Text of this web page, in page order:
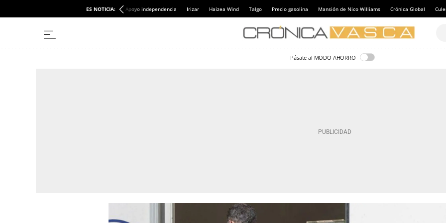
ES NOTICIA: Apoyo independencia Irizar Haizea Wind Talgo Precio gasolina Mansión de Nico Williams Crónica Global
Pásate al MODO AHORRO